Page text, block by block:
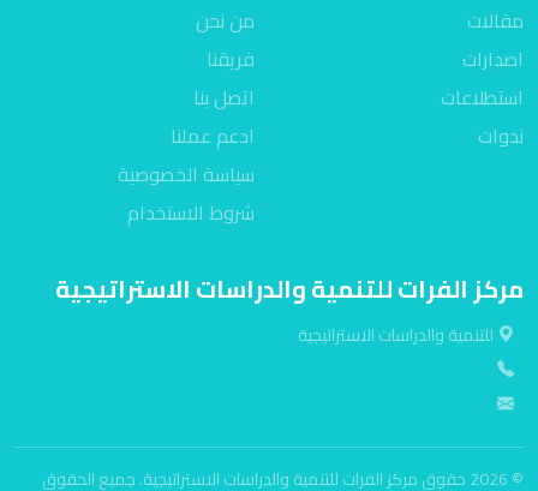
مقالات
اصدارات
استطلاعات
ندوات
من نحن
فريقنا
اتصل بنا
ادعم عملنا
سياسة الخصوصية
شروط الاستخدام
مركز الفرات للتنمية والدراسات الاستراتيجية
للتنمية والدراسات الاستراتيجية
© 2026 حقوق مركز الفرات للتنمية والدراسات الاستراتيجية. جميع الحقوق